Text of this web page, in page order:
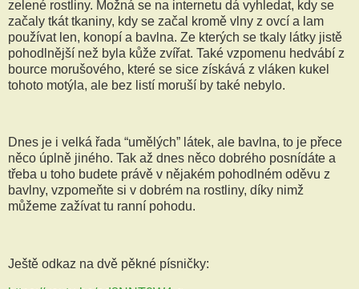
zelené rostliny. Možná se na internetu dá vyhledat, kdy se
začaly tkát tkaniny, kdy se začal kromě vlny z ovcí a lam
používat len, konopí a bavlna. Ze kterých se tkaly látky jistě
pohodlnější než byla kůže zvířat. Také vzpomenu hedvábí z
bource morušového, které se sice získává z vláken kukel
tohoto motýla, ale bez listí moruší by také nebylo.
Dnes je i velká řada “umělých” látek, ale bavlna, to je přece
něco úplně jiného. Tak až dnes něco dobrého posnídáte a
třeba u toho budete právě v nějakém pohodlném oděvu z
bavlny, vzpomeňte si v dobrém na rostliny, díky nimž
můžeme zažívat tu ranní pohodu.
Ještě odkaz na dvě pěkné písničky: